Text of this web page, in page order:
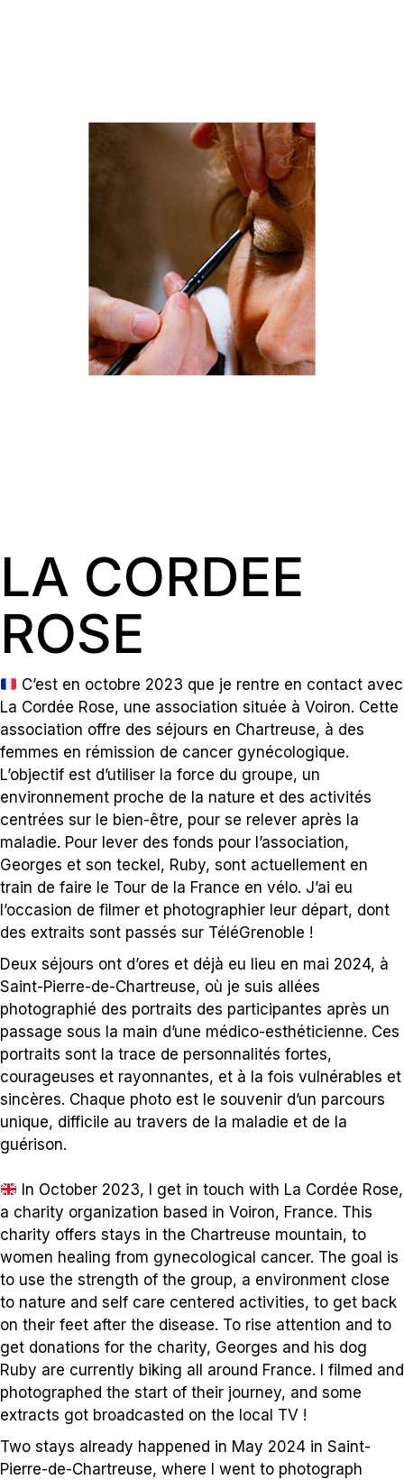
LA CORDEE
ROSE
C’est en octobre 2023 que je rentre en contact avec
La Cordée Rose, une association située à Voiron. Cette
association offre des séjours en Chartreuse, à des
femmes en rémission de cancer gynécologique.
L’objectif est d’utiliser la force du groupe, un
environnement proche de la nature et des activités
centrées sur le bien-être, pour se relever après la
maladie. Pour lever des fonds pour l’association,
Georges et son teckel, Ruby, sont actuellement en
train de faire le Tour de la France en vélo. J’ai eu
l’occasion de filmer et photographier leur départ, dont
des extraits sont passés sur TéléGrenoble !
Deux séjours ont d’ores et déjà eu lieu en mai 2024, à
Saint-Pierre-de-Chartreuse, où je suis allées
photographié des portraits des participantes après un
passage sous la main d’une médico-esthéticienne. Ces
portraits sont la trace de personnalités fortes,
courageuses et rayonnantes, et à la fois vulnérables et
sincères. Chaque photo est le souvenir d’un parcours
unique, difficile au travers de la maladie et de la
guérison.
In October 2023, I get in touch with La Cordée Rose,
a charity organization based in Voiron, France. This
charity offers stays in the Chartreuse mountain, to
women healing from gynecological cancer. The goal is
to use the strength of the group, a environment close
to nature and self care centered activities, to get back
on their feet after the disease. To rise attention and to
get donations for the charity, Georges and his dog
Ruby are currently biking all around France. I filmed and
photographed the start of their journey, and some
extracts got broadcasted on the local TV !
Two stays already happened in May 2024 in Saint-
Pierre-de-Chartreuse, where I went to photograph